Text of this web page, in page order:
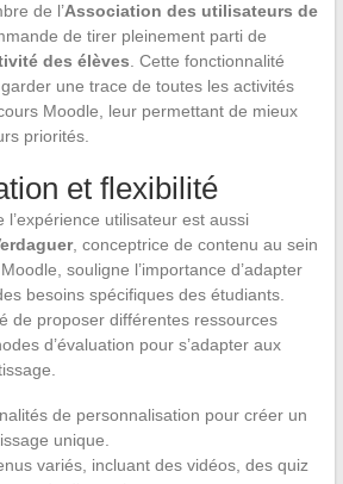
de l’Association des utilisateurs de
de tirer pleinement parti de
des élèves . Cette fonctionnalité
une trace de toutes les activités
Moodle, leur permettant de mieux
priorités.
et flexibilité
l’expérience utilisateur est aussi
, conceptrice de contenu au sein
souligne l’importance d’adapter
besoins spécifiques des étudiants.
de proposer différentes ressources
d’évaluation pour s’adapter aux
de personnalisation pour créer un
unique.
variés, incluant des vidéos, des quiz